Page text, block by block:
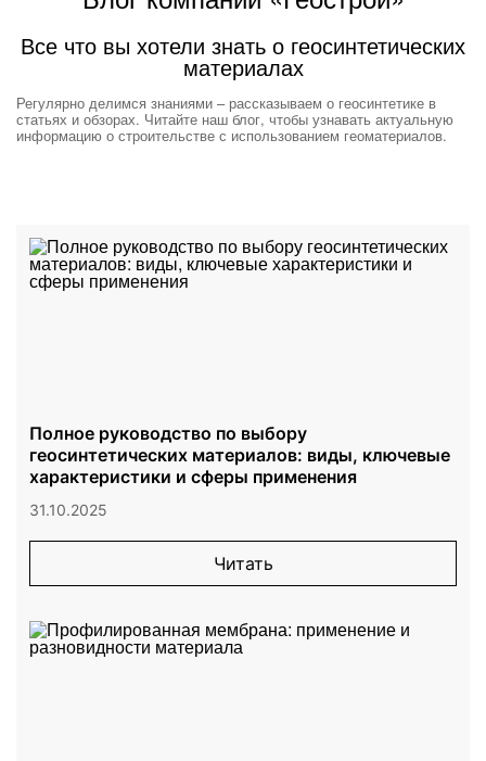
Все что вы хотели знать о геосинтетических
материалах
Регулярно делимся знаниями – рассказываем о геосинтетике в
статьях и обзорах. Читайте наш блог, чтобы узнавать актуальную
информацию о строительстве с использованием геоматериалов.
Полное руководство по выбору
геосинтетических материалов: виды, ключевые
характеристики и сферы применения
31.10.2025
Читать